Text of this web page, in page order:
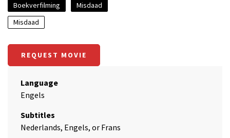
Boekverfilming
Misdaad
Misdaad
REQUEST MOVIE
Language
Engels
Subtitles
Nederlands, Engels, or Frans